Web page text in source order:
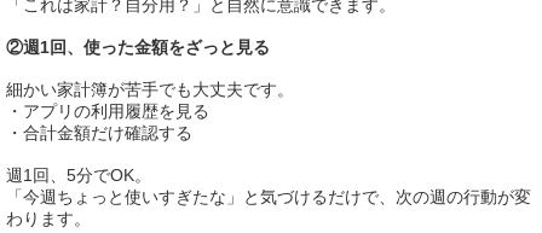
「これは家計？自分用？」と自然に意識できます。
②週1回、使った金額をざっと見る
細かい家計簿が苦手でも大丈夫です。
・アプリの利用履歴を見る
・合計金額だけ確認する
週1回、5分でOK。
「今週ちょっと使いすぎたな」と気づけるだけで、次の週の行動が変
わります。